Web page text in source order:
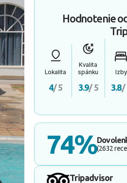
Hodnotenie
Lokalita
4/ 5
Kvalita
spánku
3.9/ 5
Izby
3.8/
74%(2632
Tripadvisor